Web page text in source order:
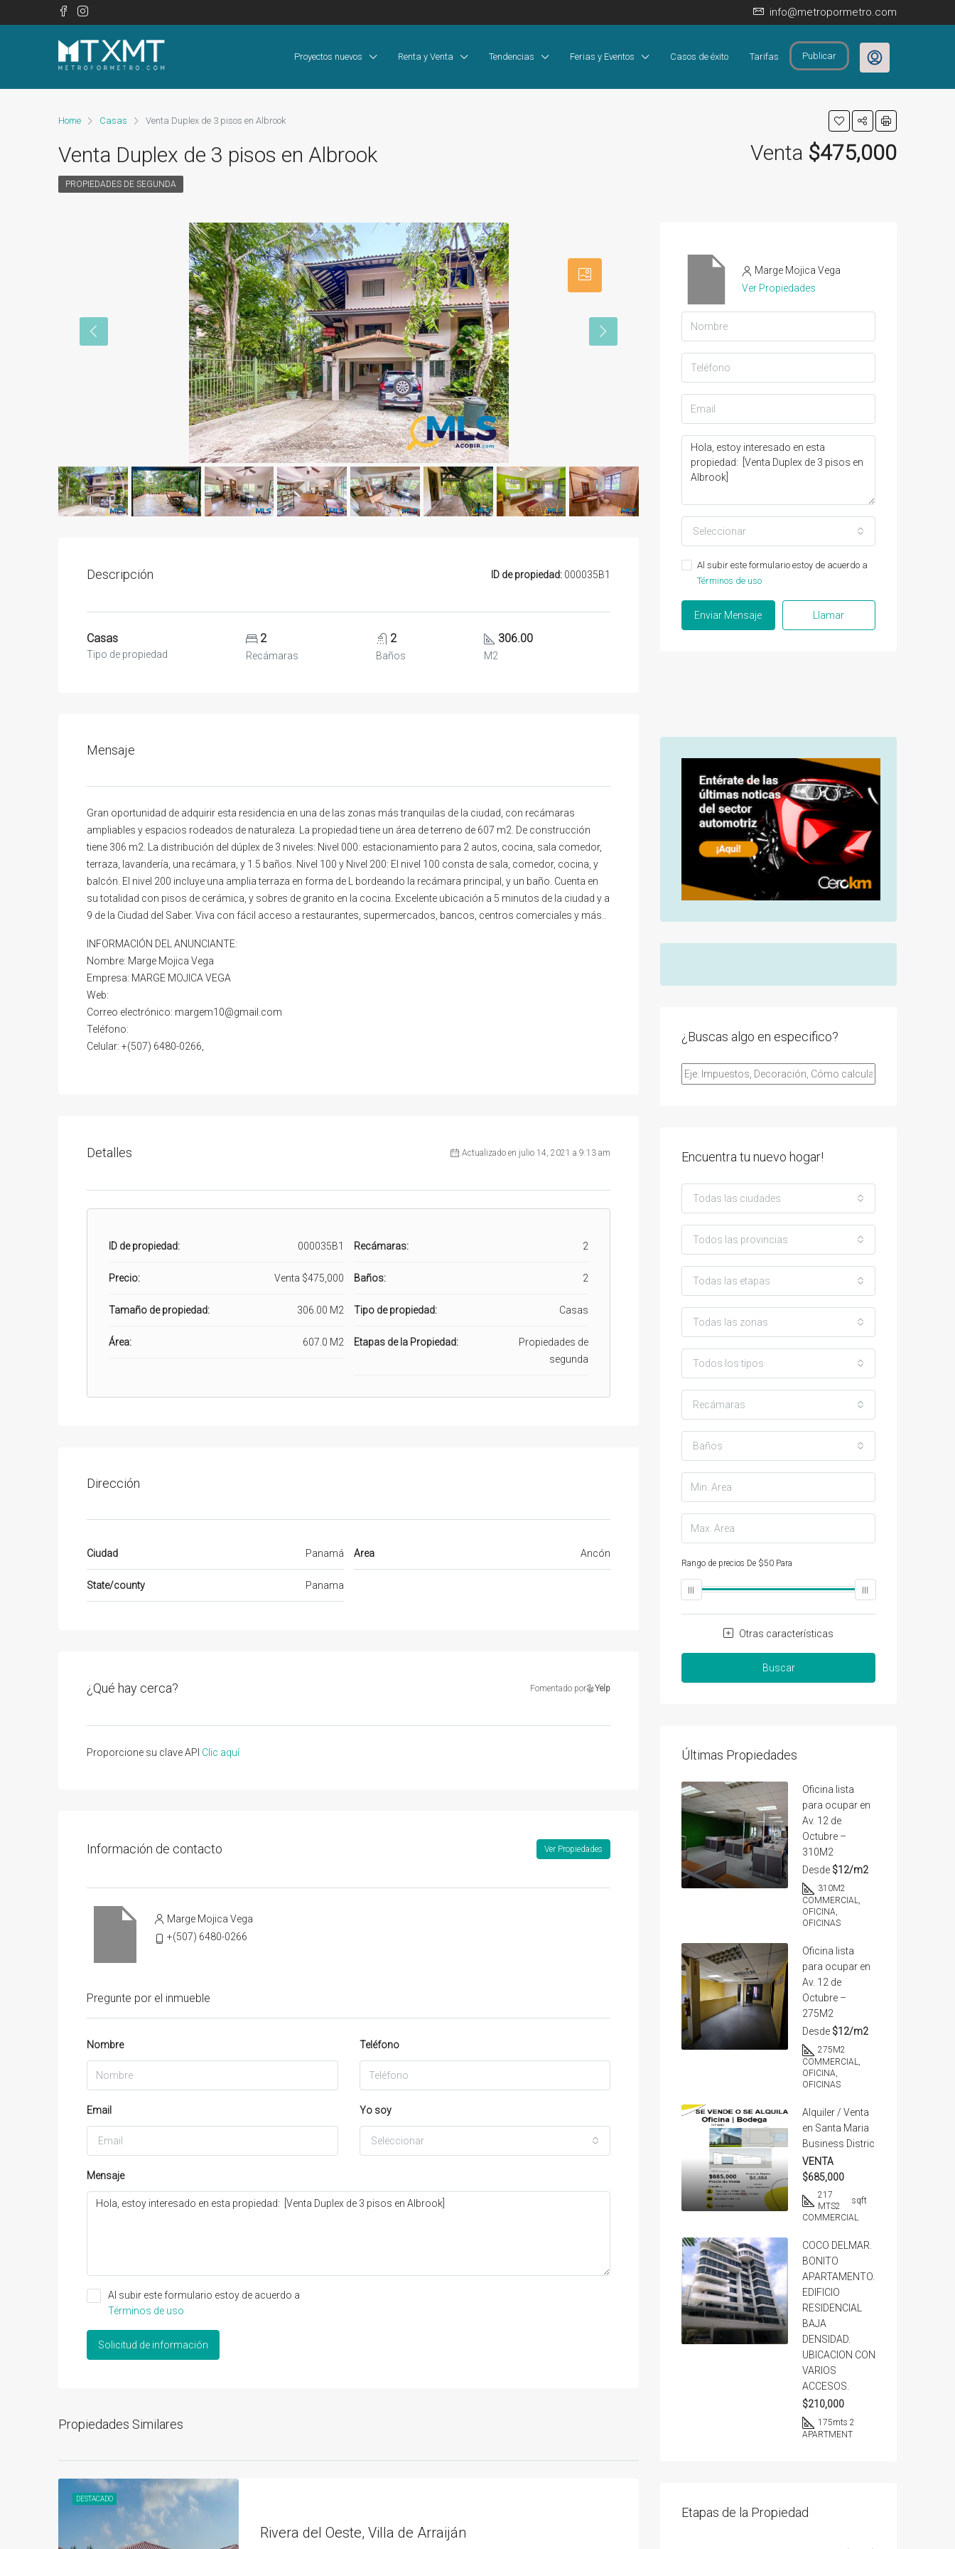
info@metropormetro.com
Proyectos nuevos Renta y Venta Tendencias Ferias y Eventos Casos de éxito Tarifas Publicar
Home Casas Venta Duplex de 3 pisos en Albrook
Venta Duplex de 3 pisos en Albrook Venta $475,000
PROPIEDADES DE SEGUNDA
Descripción ID de propiedad: 000035B1
Casas
Tipo de propiedad
2
Recámaras
2
Baños
306.00
M2
Mensaje
Gran oportunidad de adquirir esta residencia en una de las zonas más tranquilas de la ciudad, con recámaras
ampliables y espacios rodeados de naturaleza. La propiedad tiene un área de terreno de 607 m2. De construcción
tiene 306 m2. La distribución del dúplex de 3 niveles: Nivel 000: estacionamiento para 2 autos, cocina, sala comedor,
terraza, lavandería, una recámara, y 1.5 baños. Nivel 100 y Nivel 200: El nivel 100 consta de sala, comedor, cocina, y
balcón. El nivel 200 incluye una amplia terraza en forma de L bordeando la recámara principal, y un baño. Cuenta en
su totalidad con pisos de cerámica, y sobres de granito en la cocina. Excelente ubicación a 5 minutos de la ciudad y a
9 de la Ciudad del Saber. Viva con fácil acceso a restaurantes, supermercados, bancos, centros comerciales y más..
INFORMACIÓN DEL ANUNCIANTE:
Nombre: Marge Mojica Vega
Empresa: MARGE MOJICA VEGA
Web:
Correo electrónico: margem10@gmail.com
Teléfono:
Celular: +(507) 6480-0266,
Detalles Actualizado en julio 14, 2021 a 9:13 am
ID de propiedad: 000035B1
Precio: Venta $475,000
Tamaño de propiedad: 306.00 M2
Área: 607.0 M2
Recámaras: 2
Baños: 2
Tipo de propiedad: Casas
Etapas de la Propiedad:
Propiedades de
segunda
Dirección
Ciudad Panamá
State/county Panama
Area Ancón
¿Qué hay cerca? Fomentado por Yelp
Proporcione su clave API Clic aquí
Información de contacto Ver Propiedades
Marge Mojica Vega
+(507) 6480-0266
Pregunte por el inmueble
Nombre Teléfono
Email Yo soy
Seleccionar
Mensaje
Al subir este formulario estoy de acuerdo a
Términos de uso
Solicitud de información
Propiedades Similares
DESTACADO
Rivera del Oeste, Villa de Arraiján
Marge Mojica Vega
Ver Propiedades
Seleccionar
Al subir este formulario estoy de acuerdo a
Términos de uso
Enviar Mensaje Llamar
¿Buscas algo en especifico?
Encuentra tu nuevo hogar!
Todas las ciudades
Todos las provincias
Todas las etapas
Todas las zonas
Todos los tipos
Recámaras
Baños
Rango de precios De $50 Para
Otras características
Buscar
Últimas Propiedades
Oficina lista
para ocupar en
Av. 12 de
Octubre –
310M2
Desde $12/m2
310M2
COMMERCIAL,
OFICINA,
OFICINAS
Oficina lista
para ocupar en
Av. 12 de
Octubre –
275M2
Desde $12/m2
275M2
COMMERCIAL,
OFICINA,
OFICINAS
Alquiler / Venta
en Santa Maria
Business Distric
VENTA
$685,000
217
MTS2
sqft
COMMERCIAL
COCO DELMAR.
BONITO
APARTAMENTO.
EDIFICIO
RESIDENCIAL
BAJA
DENSIDAD.
UBICACION CON
VARIOS
ACCESOS.
$210,000
175mts 2
APARTMENT
Etapas de la Propiedad